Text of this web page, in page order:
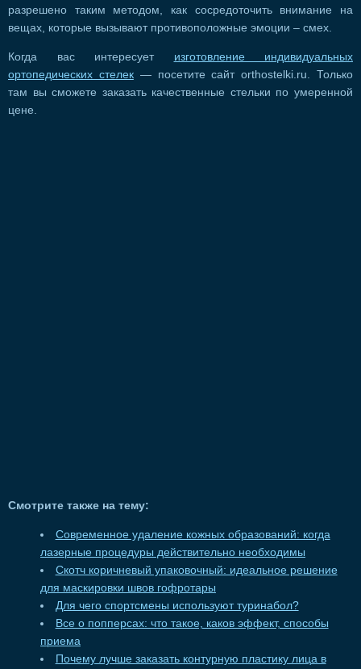
разрешено таким методом, как сосредоточить внимание на
вещах, которые вызывают противоположные эмоции – смех.
Когда вас интересует изготовление индивидуальных
ортопедических стелек— посетите сайт orthostelki.ru. Только
там вы сможете заказать качественные стельки по умеренной
цене.
Смотрите также на тему:
Современное удаление кожных образований: когда
лазерные процедуры действительно необходимы
Скотч коричневый упаковочный: идеальное решение
для маскировки швов гофротары
Для чего спортсмены используют туринабол?
Все о попперсах: что такое, каков эффект, способы
приема
Почему лучше заказать контурную пластику лица в